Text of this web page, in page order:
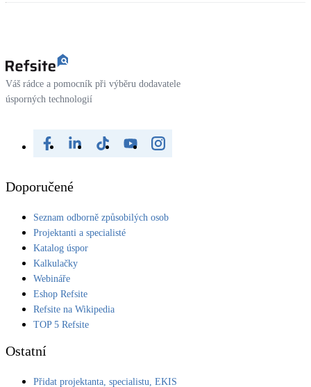
Váš rádce a pomocník při výběru dodavatele
úsporných technologií
Doporučené
Seznam odborně způsobilých osob
Projektanti a specialisté
Katalog úspor
Kalkulačky
Webináře
Eshop Refsite
Refsite na Wikipedia
TOP 5 Refsite
Ostatní
Přidat projektanta, specialistu, EKIS